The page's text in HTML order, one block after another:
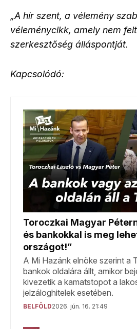
„A hír szent, a vélemény
véleménycikk, amely nem
szerkesztőség álláspontját.
Kapcsolódó: